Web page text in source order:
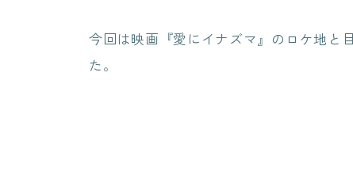
今回は映画『愛にイナズマ』のロケ地と
た。